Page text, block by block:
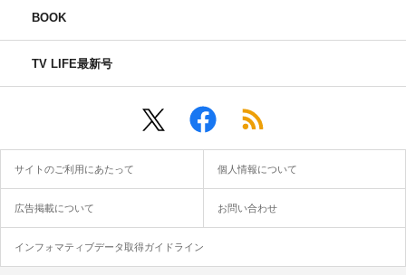
BOOK
TV LIFE最新号
サイトのご利用にあたって 個人情報について
広告掲載について お問い合わせ
インフォマティブデータ取得ガイドライン